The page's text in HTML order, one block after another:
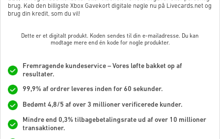
brug. Køb den billigste Xbox Gavekort digitale nøgle nu på Livecards.net og
brug din kredit, som du vil!
Dette er et digitalt produkt. Koden sendes til din e-mailadresse. Du kan
modtage mere end én kode for nogle produkter.
Fremragende kundeservice – Vores løfte bakket op af
resultater.
99,9% af ordrer leveres inden for 60 sekunder.
Bedømt 4,8/5 af over 3 millioner verificerede kunder.
Mindre end 0,3% tilbagebetalingsrate ud af over 10 millioner
transaktioner.